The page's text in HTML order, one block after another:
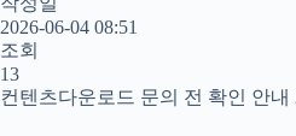
2026-06-04 08:51
조회
13
컨텐츠다운로드 문의 전 확인 안내